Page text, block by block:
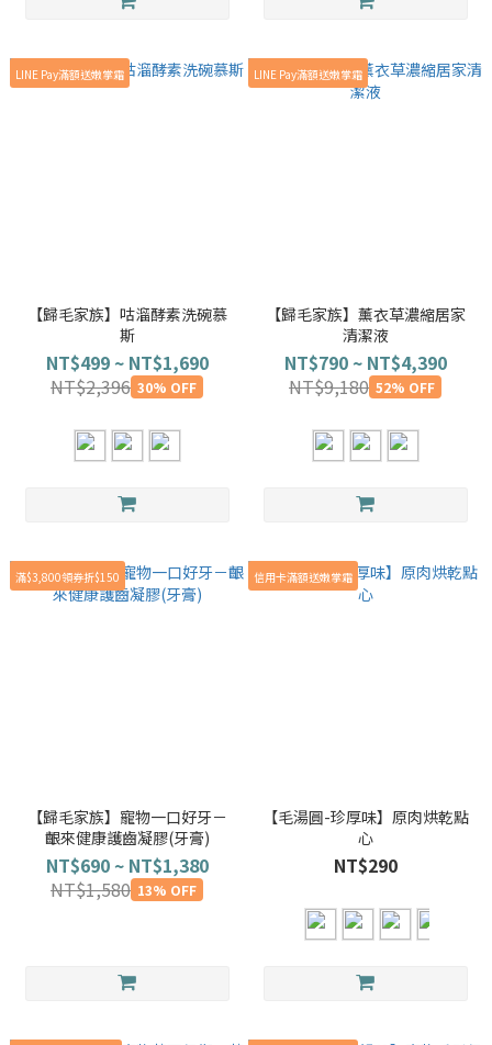
LINE Pay滿額送嫩掌霜
【歸毛家族】咕溜酵素洗碗慕
斯
NT$499 ~ NT$1,690
NT$2,396 30% OFF
LINE Pay滿額送嫩掌霜
【歸毛家族】薰衣草濃縮居家
清潔液
NT$790 ~ NT$4,390
NT$9,180 52% OFF
滿$3,800領券折$150
【歸毛家族】寵物一口好牙－
齦來健康護齒凝膠(牙膏)
NT$690 ~ NT$1,380
NT$1,580 13% OFF
信用卡滿額送嫩掌霜
【毛湯圓-珍厚味】原肉烘乾點
心
NT$290